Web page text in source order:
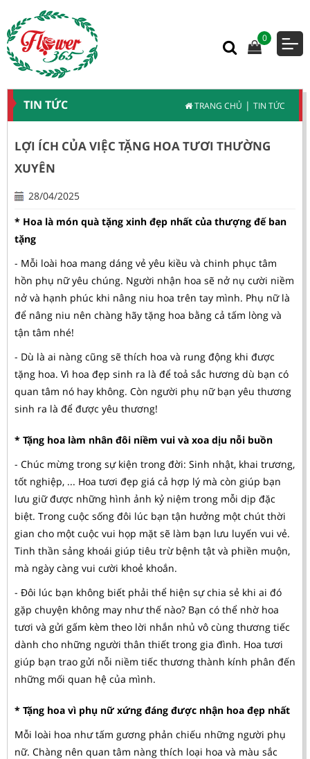
0
TIN TỨC TRANG CHỦ | TIN TỨC
LỢI ÍCH CỦA VIỆC TẶNG HOA TƯƠI THƯỜNG
XUYÊN
28/04/2025
* Hoa là món quà tặng xinh đẹp nhất của thượng đế ban
tặng
- Mỗi loài hoa mang dáng vẻ yêu kiều và chinh phục tâm
hồn phụ nữ yêu chúng. Người nhận hoa sẽ nở nụ cười niềm
nở và hạnh phúc khi nâng niu hoa trên tay mình. Phụ nữ là
để nâng niu nên chàng hãy tặng hoa bằng cả tấm lòng và
tận tâm nhé!
- Dù là ai nàng cũng sẽ thích hoa và rung động khi được
tặng hoa. Vì hoa đẹp sinh ra là để toả sắc hương dù bạn có
quan tâm nó hay không. Còn người phụ nữ bạn yêu thương
sinh ra là để được yêu thương!
* Tặng hoa làm nhân đôi niềm vui và xoa dịu nỗi buồn
- Chúc mừng trong sự kiện trong đời: Sinh nhật, khai trương,
tốt nghiệp, ... Hoa tươi đẹp giá cả hợp lý mà còn giúp bạn
lưu giữ được những hình ảnh kỷ niệm trong mỗi dịp đặc
biệt. Trong cuộc sống đôi lúc bạn tận hưởng một chút thời
gian cho một cuộc vui họp mặt sẽ làm bạn lưu luyến vui vẻ.
Tinh thần sảng khoái giúp tiêu trừ bệnh tật và phiền muộn,
mà ngày càng vui cười khoẻ khoắn.
- Đôi lúc bạn không biết phải thể hiện sự chia sẻ khi ai đó
gặp chuyện không may như thế nào? Bạn có thể nhờ hoa
tươi và gửi gấm kèm theo lời nhắn nhủ vô cùng thương tiếc
dành cho những người thân thiết trong gia đình. Hoa tươi
giúp bạn trao gửi nỗi niềm tiếc thương thành kính phân đến
những mối quan hệ của mình.
* Tặng hoa vì phụ nữ xứng đáng được nhận hoa đẹp nhất
Mỗi loài hoa như tấm gương phản chiếu những người phụ
nữ. Chàng nên quan tâm nàng thích loại hoa và màu sắc